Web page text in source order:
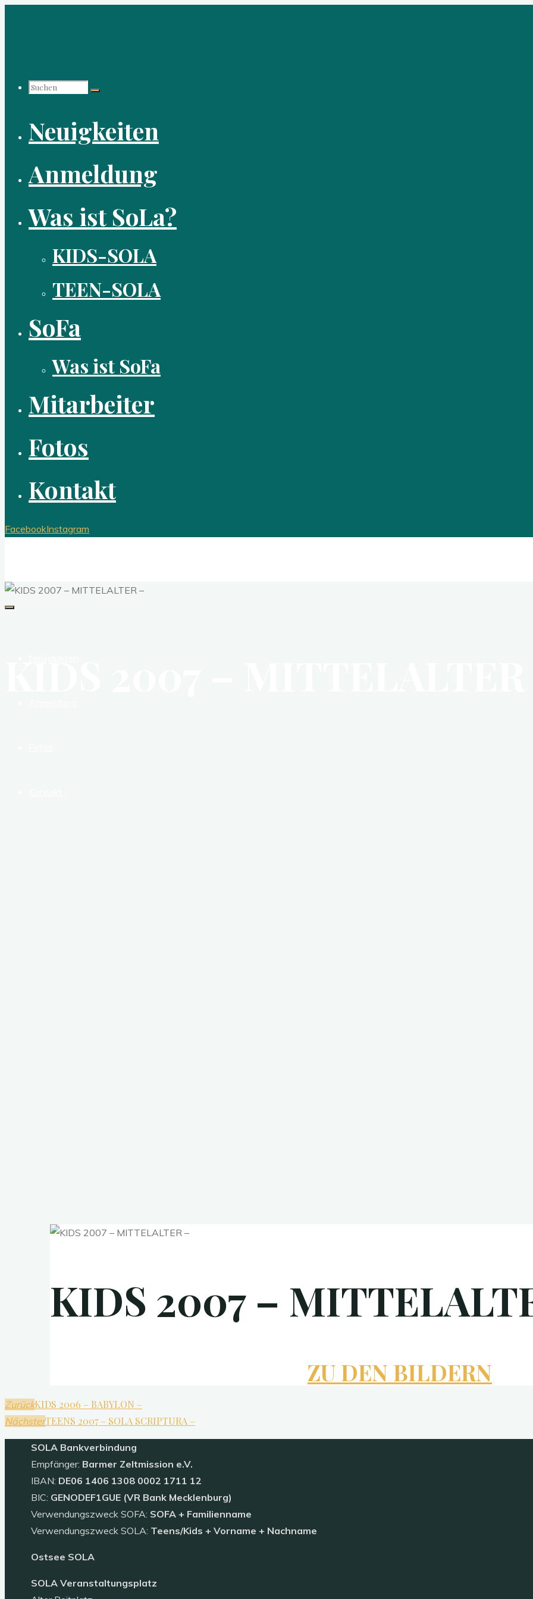
Suchen
nach:
Neuigkeiten
Anmeldung
Was ist SoLa?
KIDS-SOLA
TEEN-SOLA
SoFa
Was ist SoFa
Mitarbeiter
Fotos
Kontakt
FacebookInstagram
KIDS 2007 –
ZU DEN BILDERN
ZurückKIDS 2006 – BABYLON –
NächsterTEENS 2007 – SOLA SCRIPTURA –
SOLA Bankverbindung
Empfänger: Barmer Zeltmission e.V.
IBAN: DE06 1406 1308 0002 1711 12
BIC: GENODEF1GUE (VR Bank Mecklenburg)
Verwendungszweck SOFA: SOFA + Familienname
Verwendungszweck SOLA: Teens/Kids + Vorname + Nachname
Ostsee SOLA
SOLA Veranstaltungsplatz